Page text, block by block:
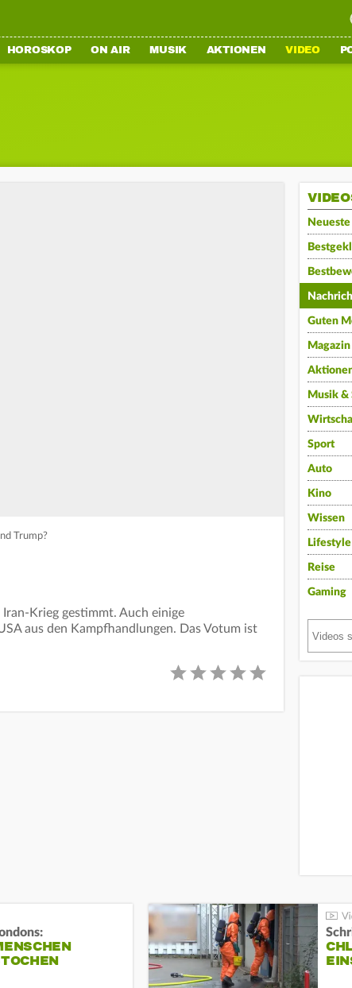
HOROSKOP ON AIR MUSIK AKTIONEN VIDEO
Trump?
Iran-Krieg gestimmt. Auch einige
aus den Kampfhandlungen. Das Votum ist
Neueste
Guten
Magazin
Musik &
Sport
Auto
Kino
Wissen
Lifestyle
Reise
Gaming